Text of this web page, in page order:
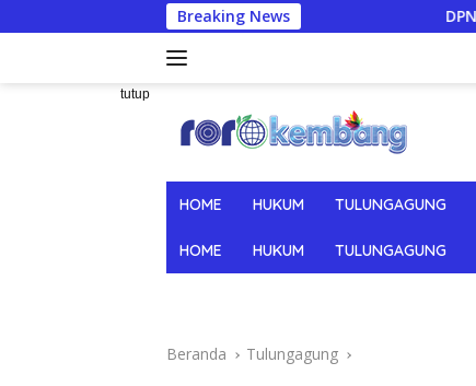
ke
Breaking News DPN APTI Minta
tutup
HOME HUKUM TULUNGAGUNG
HOME HUKUM TULUNGAGUNG
Beranda Tulungagung